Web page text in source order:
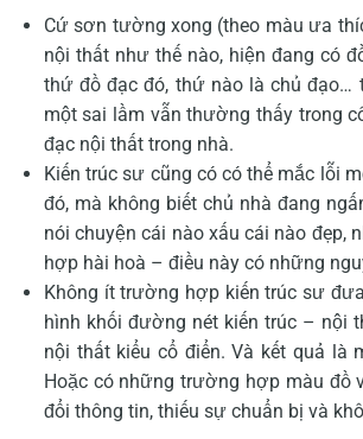
Cứ sơn tường xong (theo màu ưa
nội thất như thế nào, hiện đang có
thứ đồ đạc đó, thứ nào là chủ
một sai lầm vẫn thường thấy trong
đạc nội thất trong nhà.
Kiến trúc sư cũng có có thể mắc lỗi
đó, mà không biết chủ nhà đang
nói chuyện cái nào xấu cái nào đẹp,
hợp hài hoà – điều này có những
Không ít trường hợp kiến trúc sư
hình khối đường nét kiến trúc – nội
nội thất kiểu cổ điển. Và kết quả là
Hoặc có những trường hợp màu đồ
đổi thông tin, thiếu sự chuẩn bị và